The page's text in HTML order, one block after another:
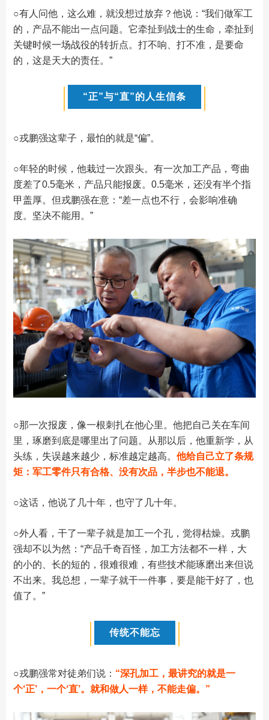
○有人问他，这么难，就没想过放弃？他说：“我们做军工
的，产品不能出一点问题。它牵扯到战士的生命，牵扯到
关键时候一场战役的转折点。打不响、打不准，是要命
的，这是天大的责任。”
“正”与“直”的人生信条
○戎鹏强这辈子，最怕的就是“偏”。
○年轻的时候，他栽过一次跟头。有一次加工产品，弯曲
度差了0.5毫米，产品只能报废。0.5毫米，还没有半个指
甲盖厚。但戎鹏强在意：“差一点也不行，会影响准确
度。坚决不能用。”
○那一次报废，像一根刺扎在他心里。他把自己关在车间
里，琢磨到底是哪里出了问题。从那以后，他重新学，从
头练，失误越来越少，标准越定越高。 他给自己立了条规
矩：军工零件只有合格、没有次品，半步也不能退。
○这话，他说了几十年，也守了几十年。
○外人看，干了一辈子就是加工一个孔，觉得枯燥。戎鹏
强却不以为然：“产品千奇百怪，加工方法都不一样，大
的小的、长的短的，很难很难，有些技术能琢磨出来但说
不出来。我总想，一辈子就干一件事，要是能干好了，也
值了。”
传统不能忘
○戎鹏强常对徒弟们说： “深孔加工，最讲究的就是一
个‘正’，一个‘直’。就和做人一样，不能走偏。”